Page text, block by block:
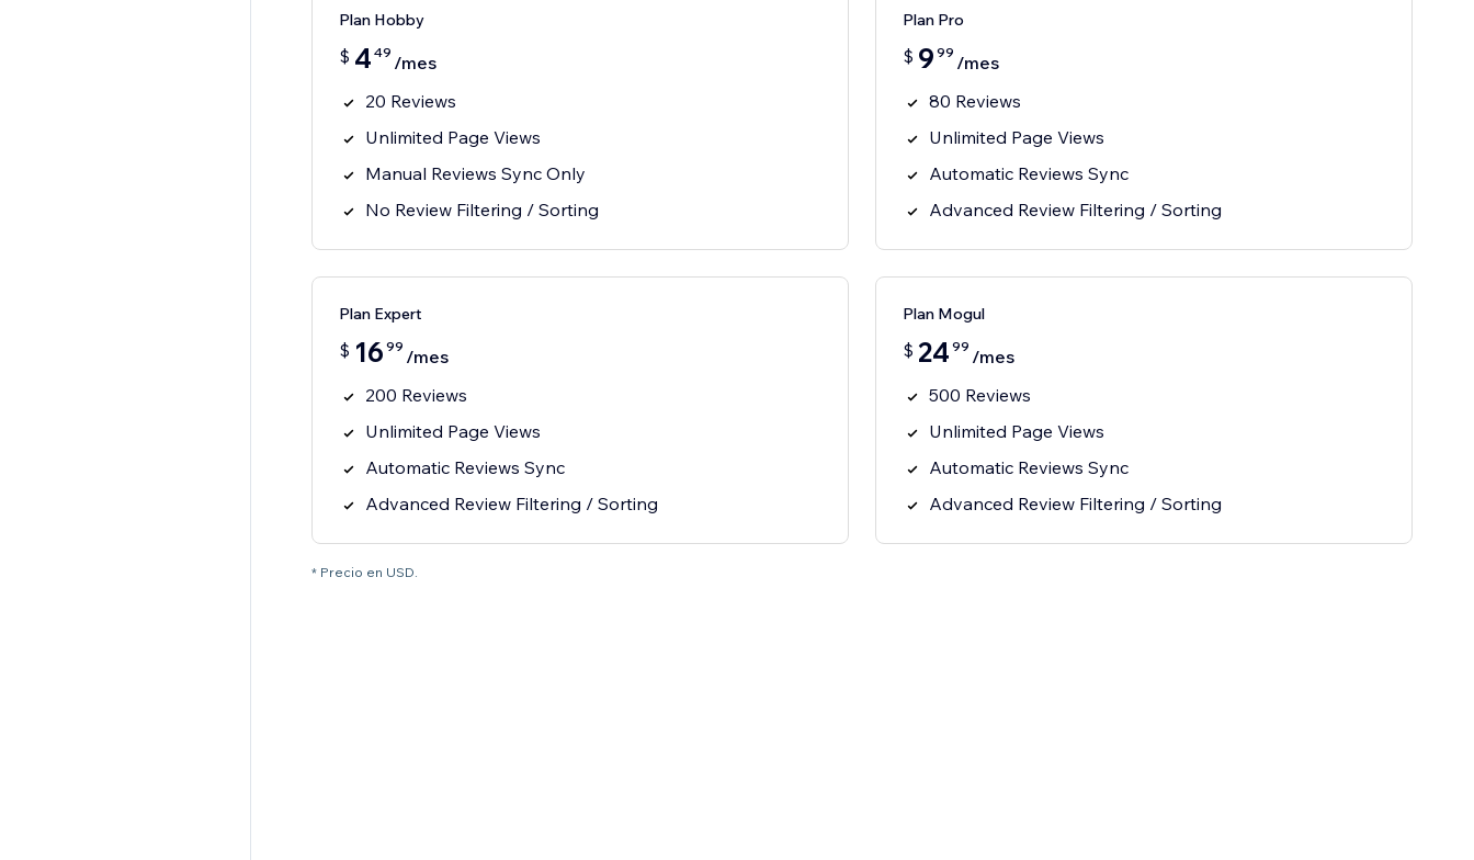
Plan Hobby
$ 4 49 /mes
20 Reviews
Unlimited Page Views
Manual Reviews Sync Only
No Review Filtering / Sorting
Plan Pro
$ 9 99 /mes
80 Reviews
Unlimited Page Views
Automatic Reviews Sync
Advanced Review Filtering / Sorting
Plan Expert
$ 16 99 /mes
200 Reviews
Unlimited Page Views
Automatic Reviews Sync
Advanced Review Filtering / Sorting
Plan Mogul
$ 24 99 /mes
500 Reviews
Unlimited Page Views
Automatic Reviews Sync
Advanced Review Filtering / Sorting
* Precio en USD.